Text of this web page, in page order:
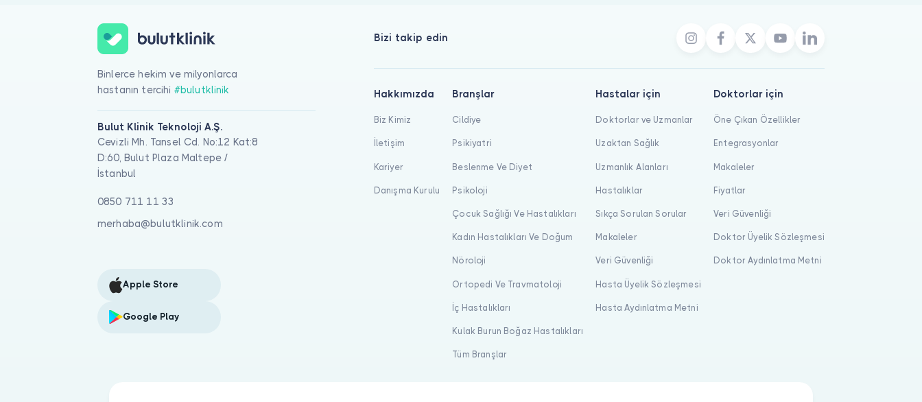
Binlerce hekim ve milyonlarca
hastanın tercihi #bulutklinik
Bulut Klinik Teknoloji A.Ş.
Cevizli Mh. Tansel Cd. No:12 Kat:8
D:60, Bulut Plaza Maltepe /
İstanbul
0850 711 11 33
merhaba@bulutklinik.com
Apple Store
Google Play
Bizi takip edin
Hakkımızda
Biz Kimiz
İletişim
Kariyer
Danışma Kurulu
Branşlar
Cildiye
Psikiyatri
Beslenme Ve Diyet
Psikoloji
Çocuk Sağlığı Ve Hastalıkları
Kadın Hastalıkları Ve Doğum
Nöroloji
Ortopedi Ve Travmatoloji
İç Hastalıkları
Kulak Burun Boğaz Hastalıkları
Tüm Branşlar
Hastalar için
Doktorlar ve Uzmanlar
Uzaktan Sağlık
Uzmanlık Alanları
Hastalıklar
Sıkça Sorulan Sorular
Makaleler
Veri Güvenliği
Hasta Üyelik Sözleşmesi
Hasta Aydınlatma Metni
Doktorlar için
Öne Çıkan Özellikler
Entegrasyonlar
Makaleler
Fiyatlar
Veri Güvenliği
Doktor Üyelik Sözleşmesi
Doktor Aydınlatma Metni